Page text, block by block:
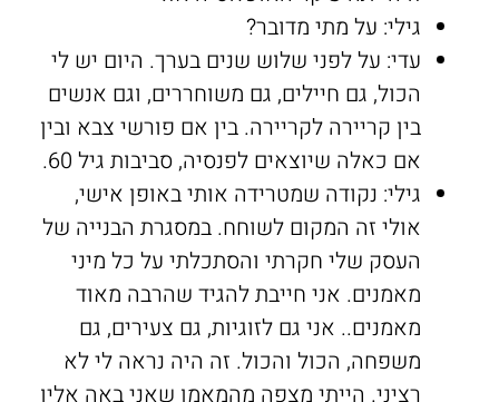
גילי: על מתי מדובר?
עדי: על לפני שלוש שנים בערך. היום יש לי
הכול, גם חיילים, גם משוחררים, וגם אנשים
בין קריירה לקריירה. בין אם פורשי צבא ובין
אם כאלה שיוצאים לפנסיה, סביבות גיל 60.
גילי: נקודה שמטרידה אותי באופן אישי,
אולי זה המקום לשוחח. במסגרת הבנייה של
העסק שלי חקרתי והסתכלתי על כל מיני
מאמנים. אני חייבת להגיד שהרבה מאוד
מאמנים.. אני גם לזוגיות, גם צעירים, גם
משפחה, הכול והכול. זה היה נראה לי לא
רציני. הייתי מצפה מהמאמן שאני באה אליו